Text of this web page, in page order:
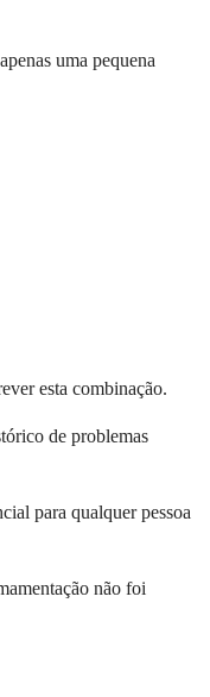
uma pequena
esta combinação.
de problemas
para qualquer pessoa
não foi